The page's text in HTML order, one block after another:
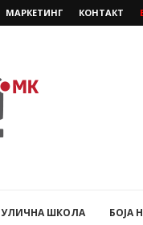
МАРКЕТИНГ КОНТАКТ
УЛИЧНА ШКОЛА БОЈА